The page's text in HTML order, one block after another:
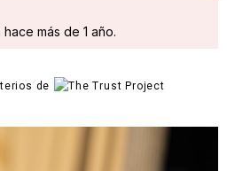
más de 1 año.
de